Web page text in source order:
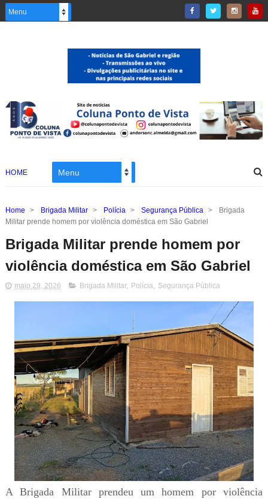
HOME
Home > Brigada Militar > Polícia > Segurança Pública >
Brigada
Militar prende homem por violência doméstica em São Gabriel
Brigada Militar prende homem por
violência doméstica em São Gabriel
maio 29, 2026 Brigada Militar, Polícia, Segurança Pública
A Brigada Militar prendeu um homem por violência